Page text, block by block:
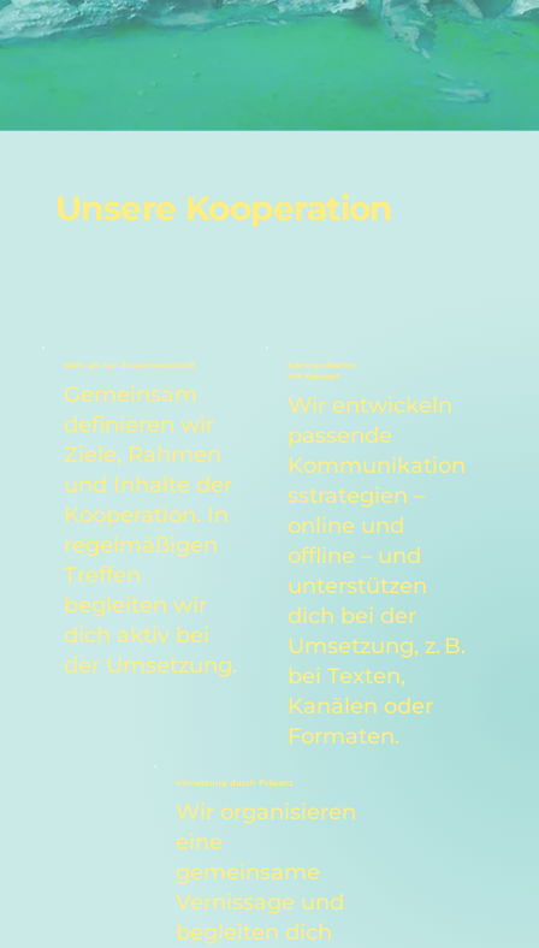
Unsere Kooperation
Mehr als nur Zusammenarbeit
Gemeinsam
definieren wir
Ziele, Rahmen
und Inhalte der
Kooperation. In
regelmäßigen
Treffen
begleiten wir
dich aktiv bei
der Umsetzung.
Kommunikation
mit Konzept
Wir entwickeln
passende
Kommunikation
sstrategien –
online und
offline – und
unterstützen
dich bei der
Umsetzung, z. B.
bei Texten,
Kanälen oder
Formaten.
Vernetzung durch Präsenz
Wir organisieren
eine
gemeinsame
Vernissage und
begleiten dich